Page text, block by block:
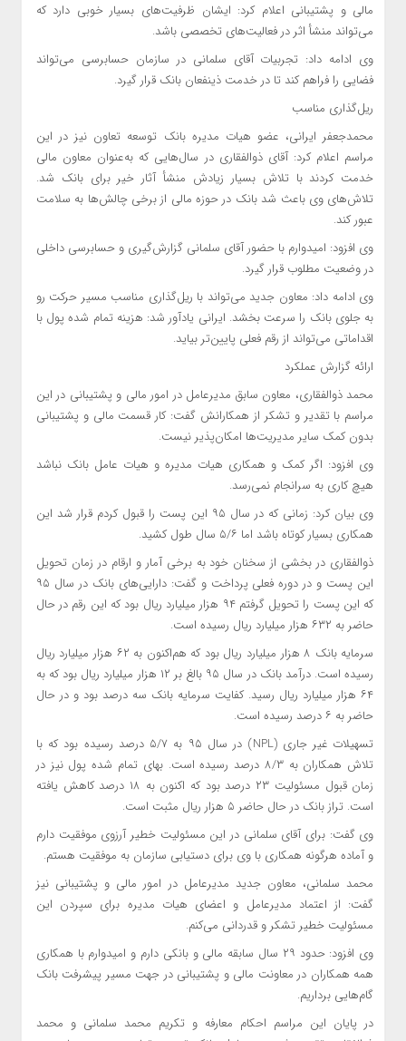
مالی و پشتیبانی اعلام کرد: ایشان ظرفیت‌های بسیار خوبی دارد که
می‌تواند منشأ اثر در فعالیت‌های تخصصی باشد.
وی ادامه داد: تجربیات آقای سلمانی در سازمان حسابرسی می‌تواند
فضایی را فراهم کند تا در خدمت ذینفعان بانک قرار گیرد.
ریل‌گذاری مناسب
محمدجعفر ایرانی، عضو هیات مدیره بانک توسعه تعاون نیز در این
مراسم اعلام کرد: آقای ذوالفقاری در سال‌هایی که به‌عنوان معاون مالی
خدمت کردند با تلاش بسیار زیادش منشأ آثار خیر برای بانک شد.
تلاش‌های وی باعث شد بانک در حوزه مالی از برخی چالش‌ها به سلامت
عبور کند.
وی افزود: امیدوارم با حضور آقای سلمانی گزارش‌گیری و حسابرسی داخلی
در وضعیت مطلوب قرار گیرد.
وی ادامه داد: معاون جدید می‌تواند با ریل‌گذاری مناسب مسیر حرکت رو
به جلوی بانک را سرعت بخشد. ایرانی یادآور شد: هزینه تمام شده پول با
اقداماتی می‌تواند از رقم فعلی پایین‌تر بیاید.
ارائه گزارش عملکرد
محمد ذوالفقاری، معاون سابق مدیرعامل در امور مالی و پشتیبانی در این
مراسم با تقدیر و تشکر از همکارانش گفت: کار قسمت مالی و پشتیبانی
بدون کمک سایر مدیریت‌ها امکان‌پذیر نیست.
وی افزود: اگر کمک و همکاری هیات مدیره و هیات عامل بانک نباشد
هیچ کاری به سرانجام نمی‌رسد.
وی بیان کرد: زمانی که در سال ۹۵ این پست را قبول کردم قرار شد این
همکاری بسیار کوتاه باشد اما ۵/۶ سال طول کشید.
ذوالفقاری در بخشی از سخنان خود به برخی آمار و ارقام در زمان تحویل
این پست و در دوره فعلی پرداخت و گفت: دارایی‌های بانک در سال ۹۵
که این پست را تحویل گرفتم ۹۴ هزار میلیارد ریال بود که این رقم در حال
حاضر به ۶۳۲ هزار میلیارد ریال رسیده است.
سرمایه بانک ۸ هزار میلیارد ریال بود که هم‌اکنون به ۶۲ هزار میلیارد ریال
رسیده است. درآمد بانک در سال ۹۵ بالغ بر ۱۲ هزار میلیارد ریال بود که به
۶۴ هزار میلیارد ریال رسید. کفایت سرمایه بانک سه درصد بود و در حال
حاضر به ۶ درصد رسیده است.
تسهیلات غیر جاری (NPL) در سال ۹۵ به ۵/۷ درصد رسیده بود که با
تلاش همکاران به ۸/۳ درصد رسیده است. بهای تمام شده پول نیز در
زمان قبول مسئولیت ۲۳ درصد بود که اکنون به ۱۸ درصد کاهش یافته
است. تراز بانک در حال حاضر ۵ هزار ریال مثبت است.
وی گفت: برای آقای سلمانی در این مسئولیت خطیر آرزوی موفقیت دارم
و آماده هرگونه همکاری با وی برای دستیابی سازمان به موفقیت هستم.
محمد سلمانی، معاون جدید مدیرعامل در امور مالی و پشتیبانی نیز
گفت: از اعتماد مدیرعامل و اعضای هیات مدیره برای سپردن این
مسئولیت خطیر تشکر و قدردانی می‌کنم.
وی افزود: حدود ۲۹ سال سابقه مالی و بانکی دارم و امیدوارم با همکاری
همه همکاران در معاونت مالی و پشتیبانی در جهت مسیر پیشرفت بانک
گام‌هایی برداریم.
در پایان این مراسم احکام معارفه و تکریم محمد سلمانی و محمد